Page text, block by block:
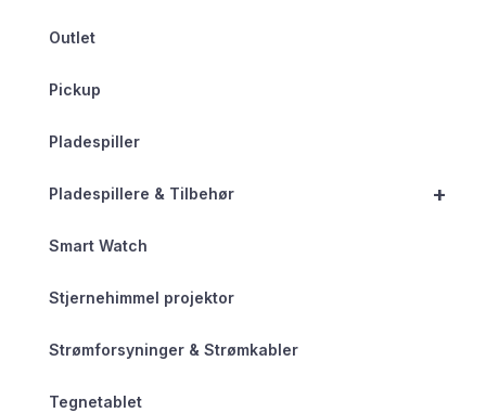
Outlet
Pickup
Pladespiller
+
Pladespillere & Tilbehør
Smart Watch
Stjernehimmel projektor
Strømforsyninger & Strømkabler
Tegnetablet